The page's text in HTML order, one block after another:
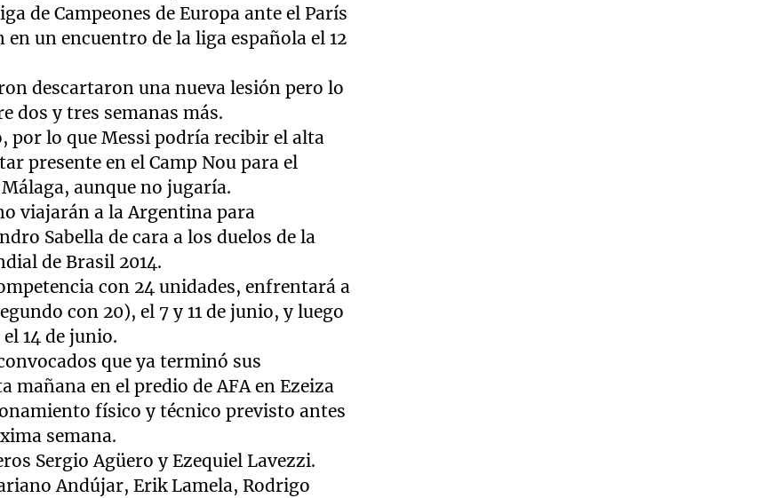
de Campeones de Europa ante el París
un encuentro de la liga española el 12
descartaron una nueva lesión pero lo
y tres semanas más.
por lo que Messi podría recibir el alta
presente en el Camp Nou para el
aunque no jugaría.
viajarán a la Argentina para
Sabella de cara a los duelos de la
de Brasil 2014.
con 24 unidades, enfrentará a
con 20), el 7 y 11 de junio, y luego
14 de junio.
que ya terminó sus
mañana en el predio de AFA en Ezeiza
físico y técnico previsto antes
semana.
Sergio Agüero y Ezequiel Lavezzi.
Andújar, Erik Lamela, Rodrigo